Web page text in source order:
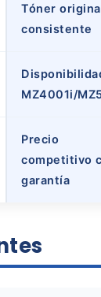
Tóner
consistente
MZ4001i/
Precio
competitivo
garantía